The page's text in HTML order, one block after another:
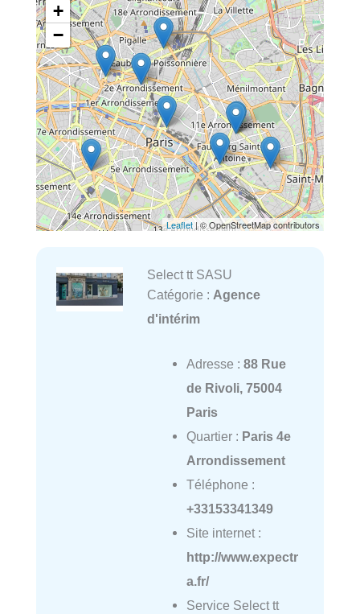
+
−
Leaflet | © OpenStreetMap contributors
Select tt SASU
Catégorie : Agence
d'intérim
Adresse : 88 Rue
de Rivoli, 75004
Paris
Quartier : Paris 4e
Arrondissement
Téléphone :
+33153341349
Site internet :
http://www.expectr
a.fr/
Service Select tt